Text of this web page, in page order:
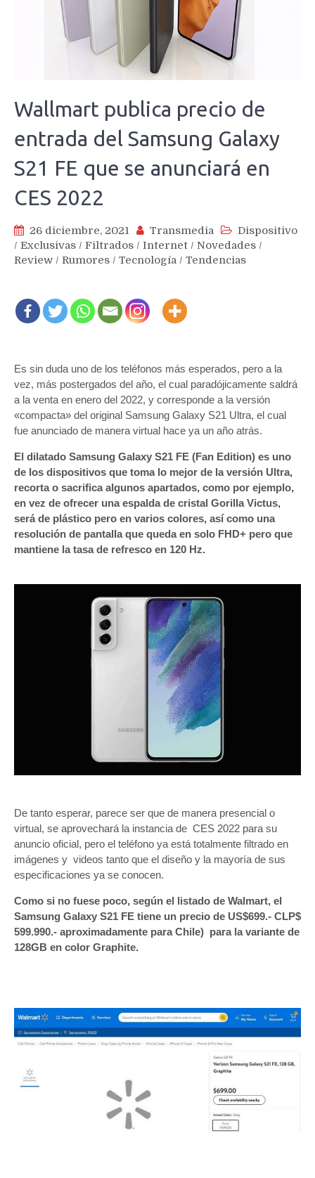
Wallmart publica precio de
entrada del Samsung Galaxy
S21 FE que se anunciará en
CES 2022
26 diciembre, 2021 Transmedia
Dispositivo
/ Exclusivas / Filtrados / Internet / Novedades /
Review / Rumores / Tecnología / Tendencias
Es sin duda uno de los teléfonos más esperados, pero a la
vez, más postergados del año, el cual paradójicamente saldrá
a la venta en enero del 2022, y corresponde a la versión
«compacta» del original Samsung Galaxy S21 Ultra, el cual
fue anunciado de manera virtual hace ya un año atrás.
El dilatado Samsung Galaxy S21 FE (Fan Edition) es uno
de los dispositivos que toma lo mejor de la versión Ultra,
recorta o sacrifica algunos apartados, como por ejemplo,
en vez de ofrecer una espalda de cristal Gorilla Victus,
será de plástico pero en varios colores, así como una
resolución de pantalla que queda en solo FHD+ pero que
mantiene la tasa de refresco en 120 Hz.
De tanto esperar, parece ser que de manera presencial o
virtual, se aprovechará la instancia de CES 2022 para su
anuncio oficial, pero el teléfono ya está totalmente filtrado en
imágenes y videos tanto que el diseño y la mayoría de sus
especificaciones ya se conocen.
Como si no fuese poco, según el listado de Walmart, el
Samsung Galaxy S21 FE tiene un precio de US$699.- CLP$
599.990.- aproximadamente para Chile) para la variante de
128GB en color Graphite.